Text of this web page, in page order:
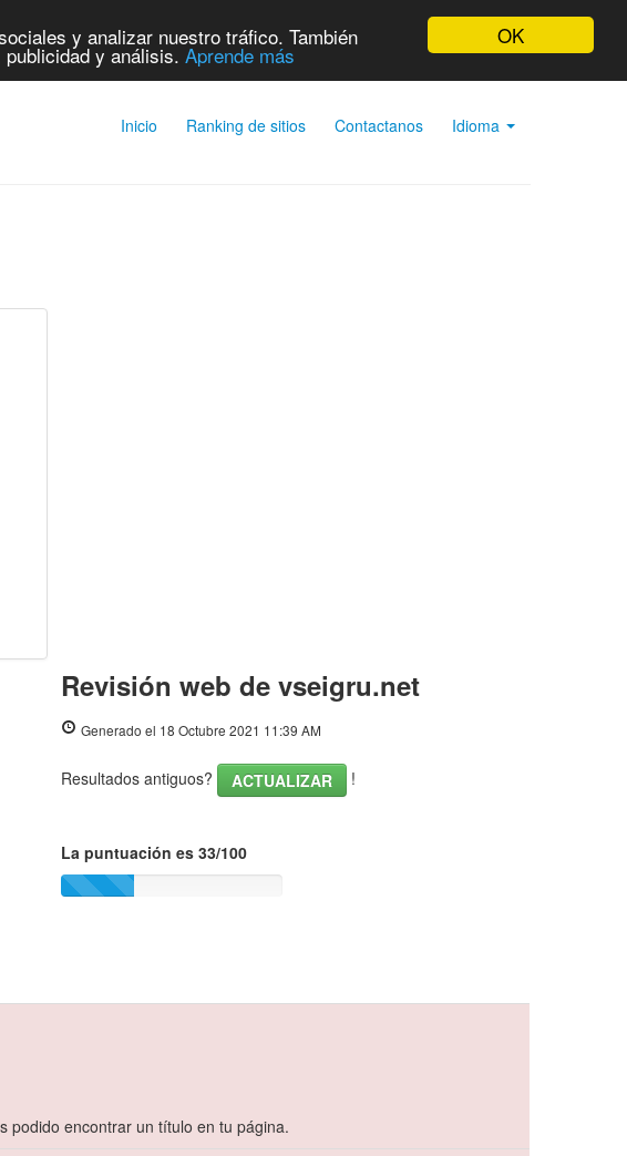
OK
y analizar nuestro tráfico. También
y análisis. Aprende más
Inicio Ranking de sitios Contactanos Idioma
Revisión web de vseigru.net
Generado el 18 Octubre 2021 11:39 AM
Resultados antiguos? ACTUALIZAR !
La puntuación es 33/100
podido encontrar un título en tu página.